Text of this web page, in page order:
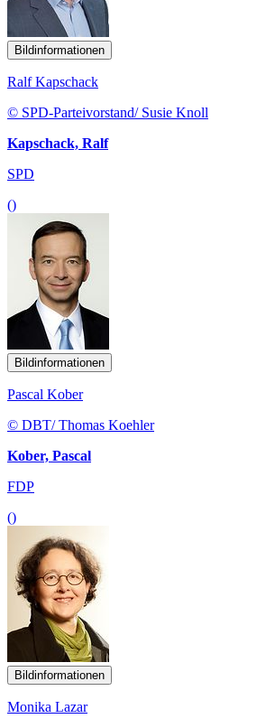
Bildinformationen
Ralf Kapschack
© SPD-Parteivorstand/ Susie Knoll
Kapschack, Ralf
SPD
()
Bildinformationen
Pascal Kober
© DBT/ Thomas Koehler
Kober, Pascal
FDP
()
Bildinformationen
Monika Lazar